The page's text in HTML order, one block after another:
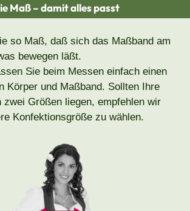
Maß – damit alles passt
so Maß, daß sich das Maßband am
bewegen läßt.
Sie beim Messen einfach einen
Körper und Maßband. Sollten Ihre
zwei Größen liegen, empfehlen wir
Konfektionsgröße zu wählen.